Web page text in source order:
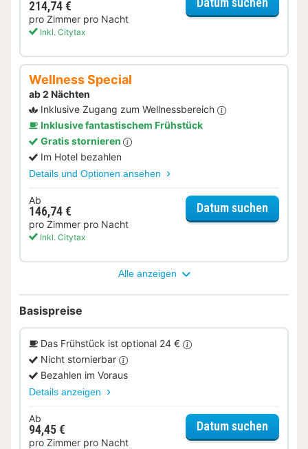
214,74 €
pro Zimmer pro Nacht
Inkl. Citytax
Wellness Special
ab 2 Nächten
Inklusive Zugang zum Wellnessbereich
Inklusive fantastischem Frühstück
Gratis stornieren
Im Hotel bezahlen
Details und Optionen ansehen
Ab
146,74 €
pro Zimmer pro Nacht
Inkl. Citytax
Datum suchen
Alle anzeigen
Basispreise
Das Frühstück ist optional 24 €
Nicht stornierbar
Bezahlen im Voraus
Details anzeigen
Ab
94,45 €
pro Zimmer pro Nacht
Datum suchen